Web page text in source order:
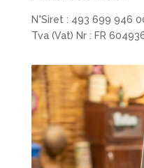
N°Siret : 493 699 946
Tva (Vat) Nr : FR